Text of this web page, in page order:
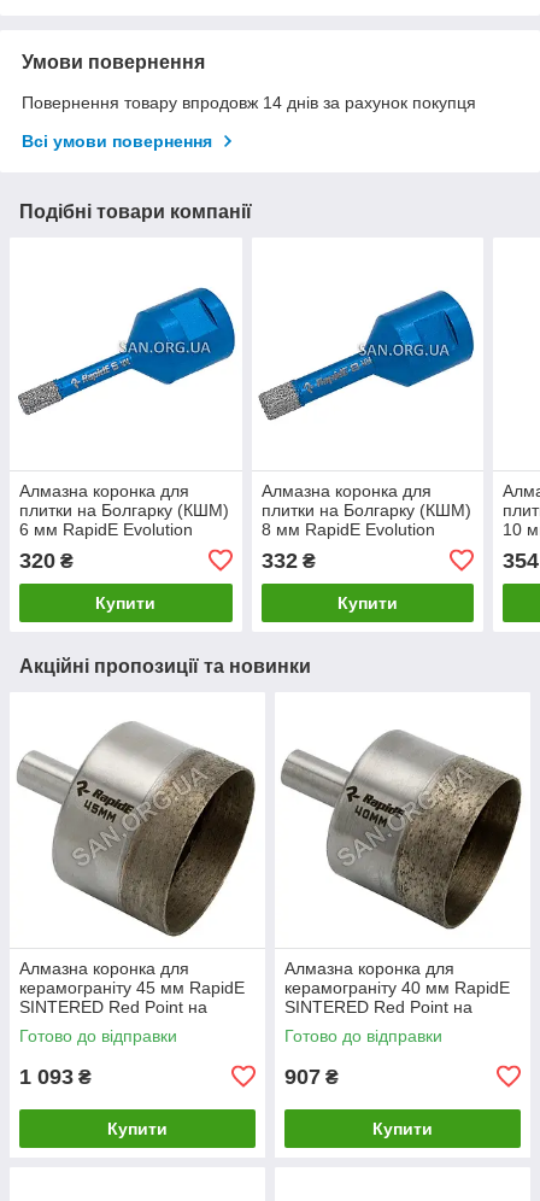
Умови повернення
Повернення товару впродовж 14 днів за рахунок покупця
Всі умови повернення
Подібні товари компанії
Алмазна коронка для
плитки на Болгарку (КШМ)
6 мм RapidE Evolution
320 ₴
Купити
Алмазна коронка для
плитки на Болгарку (КШМ)
8 мм RapidE Evolution
332₴
Купити
10
354
Акційні пропозиції та новинки
Алмазна коронка для
керамограніту 45 мм RapidE
SINTERED Red Point на
Дриль
Готово до відправки
1 093 ₴
Купити
Алмазна коронка для
керамограніту 40 мм RapidE
SINTERED Red Point на
Дриль
Готово до відправки
907 ₴
Купити